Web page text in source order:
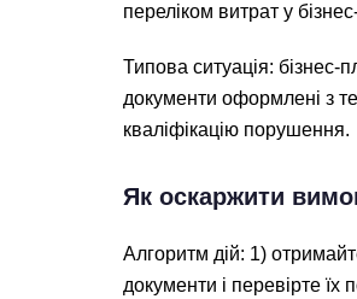
переліком витрат у
Типова ситуація:
документи оформлені з
кваліфікацію порушення.
Як оскаржити
Алгоритм дій: 1)
документи і перевірте